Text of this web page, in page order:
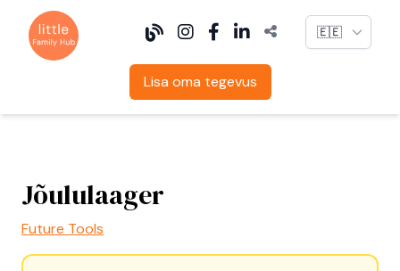
Language
Lisa oma tegevus
Jõululaager
Future Tools